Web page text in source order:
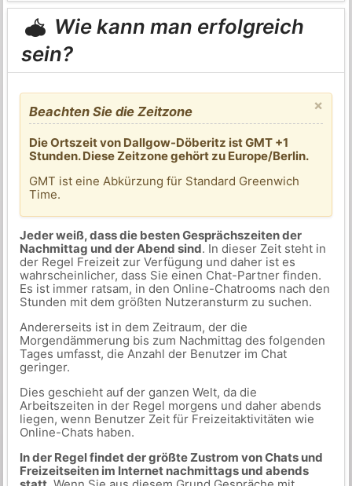
Wie kann man erfolgreich
sein?
×
Beachten Sie die Zeitzone
Die Ortszeit von Dallgow-Döberitz ist GMT +1
Stunden. Diese Zeitzone gehört zu Europe/Berlin.
GMT ist eine Abkürzung für Standard Greenwich
Time.
Jeder weiß, dass die besten Gesprächszeiten der
Nachmittag und der Abend sind. In dieser Zeit steht in
der Regel Freizeit zur Verfügung und daher ist es
wahrscheinlicher, dass Sie einen Chat-Partner finden.
Es ist immer ratsam, in den Online-Chatrooms nach den
Stunden mit dem größten Nutzeransturm zu suchen.
Andererseits ist in dem Zeitraum, der die
Morgendämmerung bis zum Nachmittag des folgenden
Tages umfasst, die Anzahl der Benutzer im Chat
geringer.
Dies geschieht auf der ganzen Welt, da die
Arbeitszeiten in der Regel morgens und daher abends
liegen, wenn Benutzer Zeit für Freizeitaktivitäten wie
Online-Chats haben.
In der Regel findet der größte Zustrom von Chats und
Freizeitseiten im Internet nachmittags und abends